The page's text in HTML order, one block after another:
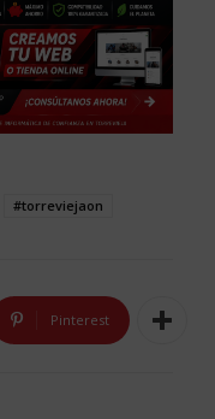
#torreviejaon
Pinterest